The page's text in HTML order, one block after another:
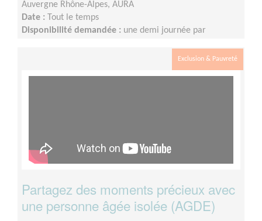
Auvergne Rhône-Alpes, AURA
Date : Tout le temps
Disponibilité demandée : une demi journée par
Exclusion & Pauvreté
Partagez des moments précieux avec
une personne âgée isolée (AGDE)